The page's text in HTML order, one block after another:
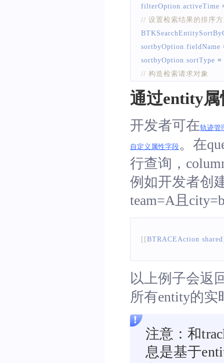
filterOption activeTime
// 设置检索结果的排序
sortbyOption fieldName
sortbyOption sortType =
// 构造检索请求对象
// 发起检索请求
通过entity
开发者可在轨迹管
自定义属性字段 。在
行查询，
例如开发者创
team=A且
[ [BTRACEAction shared
以上例子会返
所有entity的实
注意：和
息是基于